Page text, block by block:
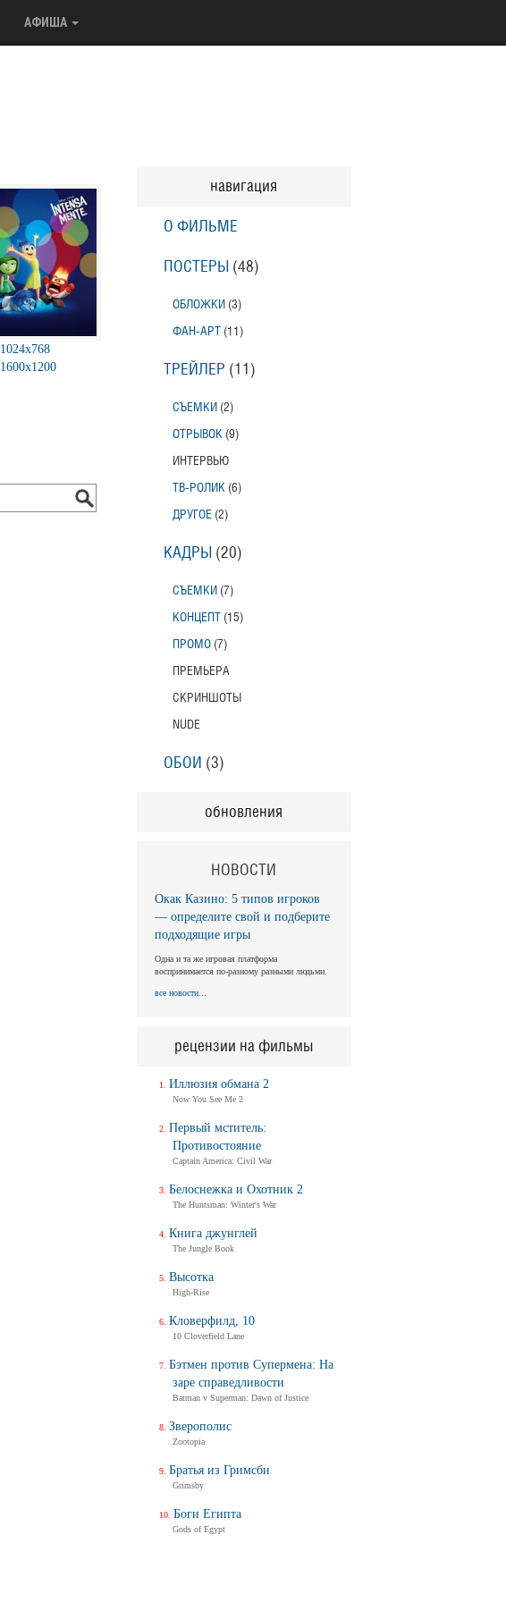
АФИША
1024x768
1600x1200
навигация
О ФИЛЬМЕ
ПОСТЕРЫ (48)
ОБЛОЖКИ (3)
ФАН-АРТ (11)
ТРЕЙЛЕР (11)
СЪЕМКИ (2)
ОТРЫВОК (9)
ИНТЕРВЬЮ
ТВ-РОЛИК (6)
ДРУГОЕ (2)
КАДРЫ (20)
СЪЕМКИ (7)
КОНЦЕПТ (15)
ПРОМО (7)
ПРЕМЬЕРА
СКРИНШОТЫ
NUDE
ОБОИ (3)
обновления
НОВОСТИ
Окак Казино: 5 типов игроков
— определите свой и подберите
подходящие игры
Одна и та же игровая платформа
воспринимается по-разному разными людьми.
все новости...
рецензии на фильмы
Иллюзия обмана 2
Now You See Me 2
Первый мститель:
Противостояние
Captain America: Civil War
Белоснежка и Охотник 2
The Huntsman: Winter's War
Книга джунглей
The Jungle Book
Высотка
High-Rise
Кловерфилд, 10
10 Cloverfield Lane
Бэтмен против Супермена: На
заре справедливости
Batman v Superman: Dawn of Justice
Зверополис
Zootopia
Братья из Гримсби
Grimsby
Боги Египта
Gods of Egypt